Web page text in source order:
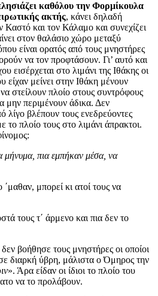
καθόλου την Φορμίκουλα
ακτής, κάνει δηλαδή
Καστό και τον Κάλαμο και συνεχίζει
στον θαλάσιο χώρο μεταξύ
είναι ορατός από τους μνηστήρες
να τον προφτάσουν. Γι’ αυτό και
εισέρχεται στο λιμάνι της Ιθάκης οι
είχαν μείνει στην Ιθάκη μένουν
να στείλουν πλοίο στους συντρόφους
μην περιμένουν άδικα. Δεν
λίγο βλέπουν τους ενεδρεύοντες
το πλοίο τους στο λιμάνι άπρακτοι.
μήνυμα, πια εμπήκαν μέσα, να
μπορεί κι ατοί τους να
τους τ΄ άρμενο και πια δεν το
δεν βοήθησε τους μνηστήρες οι οποίοι
διαρκή ύβρη, μάλιστα ο Όμηρος την
». Άρα είδαν οι ίδιοι το πλοίο του
να το προλάβουν.